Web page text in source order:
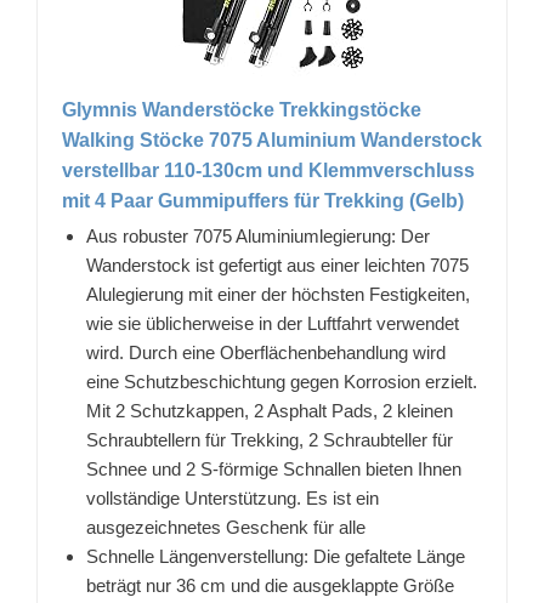
Glymnis Wanderstöcke Trekkingstöcke
Walking Stöcke 7075 Aluminium Wanderstock
verstellbar 110-130cm und Klemmverschluss
mit 4 Paar Gummipuffers für Trekking (Gelb)
Aus robuster 7075 Aluminiumlegierung: Der
Wanderstock ist gefertigt aus einer leichten 7075
Alulegierung mit einer der höchsten Festigkeiten,
wie sie üblicherweise in der Luftfahrt verwendet
wird. Durch eine Oberflächenbehandlung wird
eine Schutzbeschichtung gegen Korrosion erzielt.
Mit 2 Schutzkappen, 2 Asphalt Pads, 2 kleinen
Schraubtellern für Trekking, 2 Schraubteller für
Schnee und 2 S-förmige Schnallen bieten Ihnen
vollständige Unterstützung. Es ist ein
ausgezeichnetes Geschenk für alle
Schnelle Längenverstellung: Die gefaltete Länge
beträgt nur 36 cm und die ausgeklappte Größe